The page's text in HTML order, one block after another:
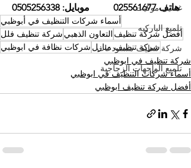
غسيل موكيت
تلميع الباركيه
شركة تنظيف مستودعات
تلميع الواجهات الزجاجية
هاتف 025561677          موبايل: 0505256338
أسماء شركات التنظيف في أبوظبي
أفضل شركة تنظيف التعاون الذهبي شركة تنظيف فلل
شركة تنظيف منازل شركات نظافة في ابوظبي
شركة تنظيف في ابوظبي
أسماء شركات التنظيف في ابوظبي
أفضل شركة تنظيف ابوظبي